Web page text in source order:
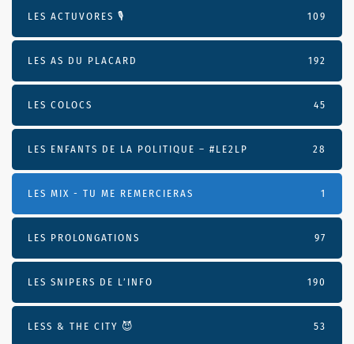
LES ACTUVORES 🎙 109
LES AS DU PLACARD 192
LES COLOCS 45
LES ENFANTS DE LA POLITIQUE – #LE2LP 28
LES MIX - TU ME REMERCIERAS 1
LES PROLONGATIONS 97
LES SNIPERS DE L’INFO 190
LESS & THE CITY 😈 53